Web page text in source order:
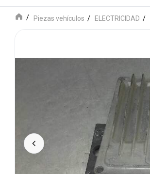
Piezas vehículos ELECTRICIDAD